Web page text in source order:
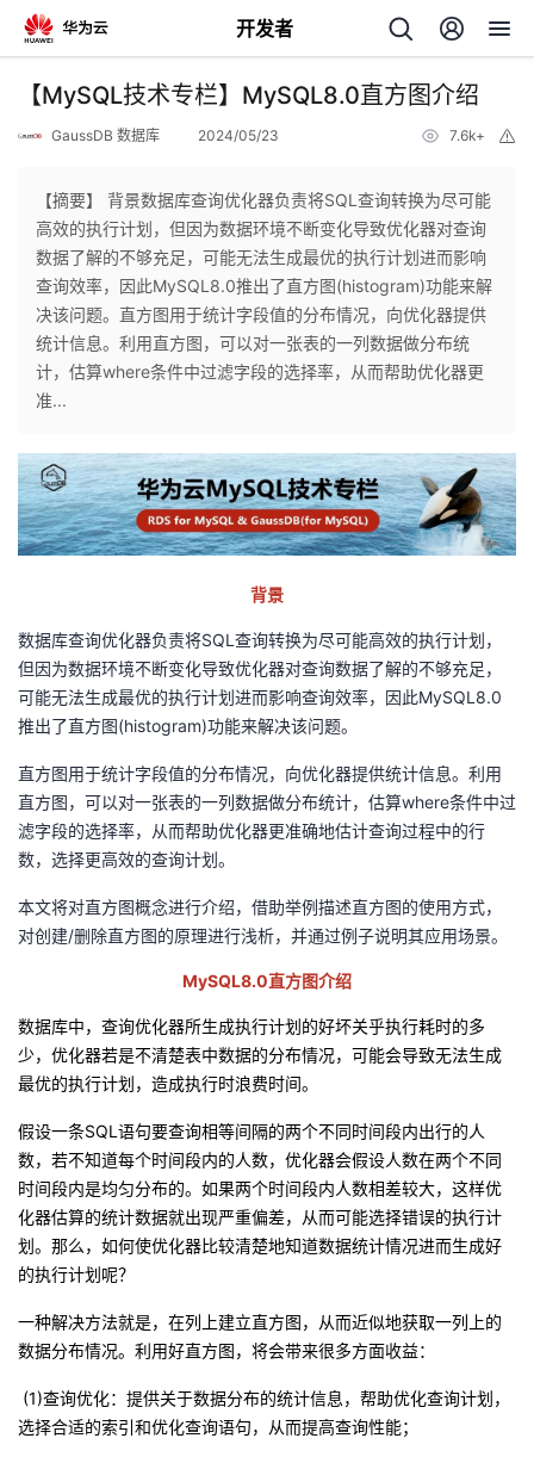
开发者
返
个
人
主
页
我
的
开
发
我
的
客
我
论
坛
的
圈
子
我
的
直
我
的
动
我
关
注
的
开
发
者
学
堂
我
我
的
Programs
我
的
支
持
我
技
的
【MySQL技术专栏】MySQL8.0直方图介绍
GaussDB 数据库 2024/05/23 7.6k+
【摘要】 背景数据库查询优化器负责将SQL查询转换为尽可能
高效的执行计划，但因为数据环境不断变化导致优化器对查询
数据了解的不够充足，可能无法生成最优的执行计划进而影响
查询效率，因此MySQL8.0推出了直方图(histogram)功能来解
决该问题。直方图用于统计字段值的分布情况，向优化器提供
统计信息。利用直方图，可以对一张表的一列数据做分布统
计，估算where条件中过滤字段的选择率，从而帮助优化器更
准...
背景
数据库查询优化器负责将SQL 查询转换为尽可能高效的执行计划，
但因为数据环境不断变化导致优化器对查询数据了解的不够充足，
可能无法生成最优的执行计划进而影响查询效率，因此MySQL8.0
推出了直方图(histogram)功能来解决该问题。
直方图用于统计字段值的分布情况，向优化器提供统计信息。利用
直方图，可以对一张表的一列数据做分布统计，估算where条件中过
滤字段的选择率，从而帮助优化器更准确地估计查询过程中的行
数，选择更高效的查询计划。
本文将对直方图概念进行介绍，借助举例描述直方图的使用方式，
对创建/删除直方图的原理进行浅析，并通过例子说明其应用场景。
MySQL8.0直方图介绍
数据库中，查询优化器所生成执行计划的好坏关乎执行耗时的多
少，优化器若是不清楚表中数据的分布情况，可能会导致无法生成
最优的执行计划，造成执行时浪费时间。
假设一条SQL 语句要查询相等间隔的两个不同时间段内出行的人
数，若不知道每个时间段内的人数，优化器会假设人数在两个不同
时间段内是均匀分布的。如果两个时间段内人数相差较大，这样优
化器估算的统计数据就出现严重偏差，从而可能选择错误的执行计
划。那么，如何使优化器比较清楚地知道数据统计情况进而生成好
的执行计划呢？
一种解决方法就是，在列上建立直方图，从而近似地获取一列上的
数据分布情况。利用好直方图，将会带来很多方面收益：
(1)查询优化：提供关于数据分布的统计信息，帮助优化查询计划，
选择合适的索引和优化查询语句，从而提高查询性能；